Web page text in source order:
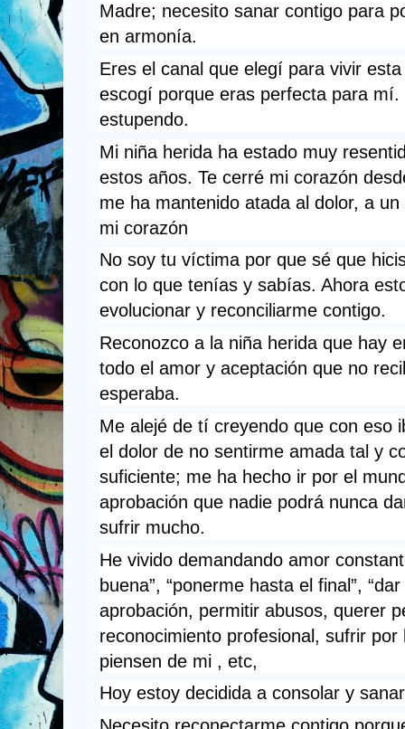
Madre; necesito sanar contigo para
en armonía.
Eres el canal que elegí para vivir
escogí porque eras perfecta para
estupendo.
Mi niña herida ha estado muy
estos años. Te cerré mi corazón
me ha mantenido atada al dolor, a
mi corazón
No soy tu víctima por que sé que
con lo que tenías y sabías. Ahora
evolucionar y reconciliarme contigo.
Reconozco a la niña herida que hay
todo el amor y aceptación que no
esperaba.
Me alejé de tí creyendo que con eso
el dolor de no sentirme amada tal y
suficiente; me ha hecho ir por el
aprobación que nadie podrá nunca
sufrir mucho.
He vivido demandando amor
buena”, “ponerme hasta el final”,
aprobación, permitir abusos, querer
reconocimiento profesional, sufrir
piensen de mi , etc,
Hoy estoy decidida a consolar y